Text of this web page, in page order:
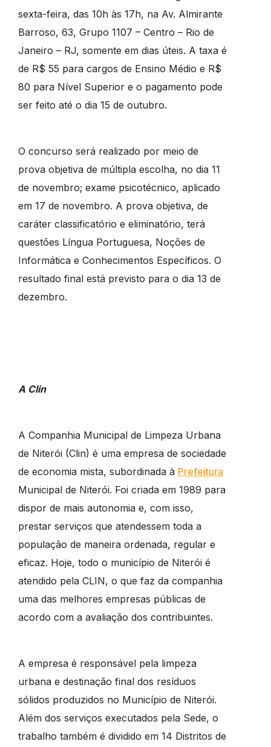
sexta-feira, das 10h às 17h, na Av. Almirante
Barroso, 63, Grupo 1107 – Centro – Rio de
Janeiro – RJ, somente em dias úteis. A taxa é
de R$ 55 para cargos de Ensino Médio e R$
80 para Nível Superior e o pagamento pode
ser feito até o dia 15 de outubro.
O concurso será realizado por meio de
prova objetiva de múltipla escolha, no dia 11
de novembro; exame psicotécnico, aplicado
em 17 de novembro. A prova objetiva, de
caráter classificatório e eliminatório, terá
questões Língua Portuguesa, Noções de
Informática e Conhecimentos Específicos. O
resultado final está previsto para o dia 13 de
dezembro.
A Clin
A Companhia Municipal de Limpeza Urbana
de Niterói (Clin) é uma empresa de sociedade
de economia mista, subordinada à Prefeitura
Municipal de Niterói. Foi criada em 1989 para
dispor de mais autonomia e, com isso,
prestar serviços que atendessem toda a
população de maneira ordenada, regular e
eficaz. Hoje, todo o município de Niterói é
atendido pela CLIN, o que faz da companhia
uma das melhores empresas públicas de
acordo com a avaliação dos contribuintes.
A empresa é responsável pela limpeza
urbana e destinação final dos resíduos
sólidos produzidos no Município de Niterói.
Além dos serviços executados pela Sede, o
trabalho também é dividido em 14 Distritos de